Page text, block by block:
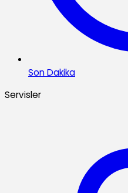
Son Dakika
Servisler